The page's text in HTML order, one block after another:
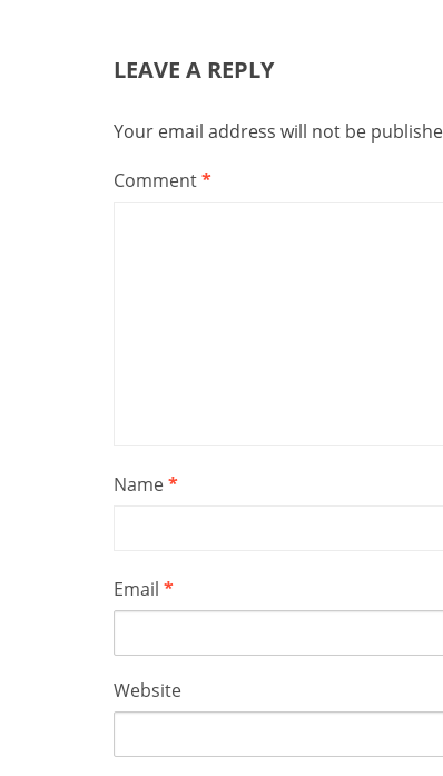
LEAVE A REPLY
Your email address will not be
Comment*
Name*
Email *
Website